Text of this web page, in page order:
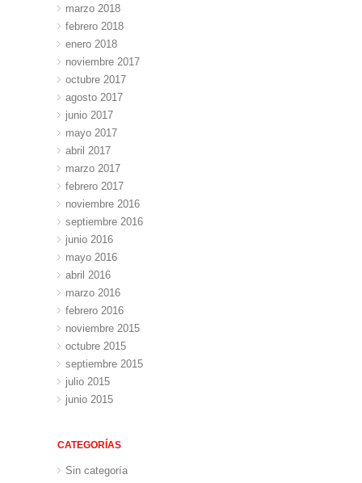
marzo 2018
febrero 2018
enero 2018
noviembre 2017
octubre 2017
agosto 2017
junio 2017
mayo 2017
abril 2017
marzo 2017
febrero 2017
noviembre 2016
septiembre 2016
junio 2016
mayo 2016
abril 2016
marzo 2016
febrero 2016
noviembre 2015
octubre 2015
septiembre 2015
julio 2015
junio 2015
CATEGORÍAS
Sin categoría